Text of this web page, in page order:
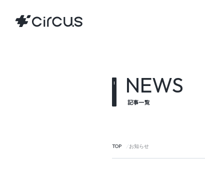
NEWS
記事一覧
TOP お知らせ